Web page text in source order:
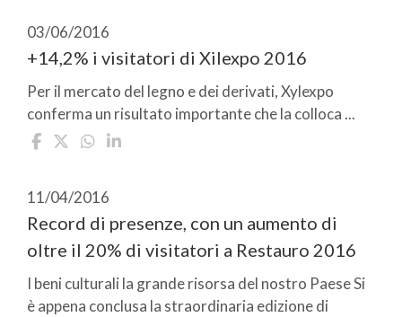
03/06/2016
+14,2% i visitatori di Xilexpo 2016
Per il mercato del legno e dei derivati, Xylexpo
conferma un risultato importante che la colloca ...
11/04/2016
Record di presenze, con un aumento di
oltre il 20% di visitatori a Restauro 2016
I beni culturali la grande risorsa del nostro Paese Si
è appena conclusa la straordinaria edizione di